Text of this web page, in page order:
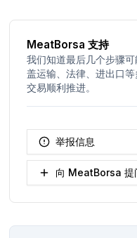
MeatBorsa 支持
我们知道最后几个步骤
盖运输、法律、进出口
交易顺利推进。
举报信息
向 MeatBorsa 提